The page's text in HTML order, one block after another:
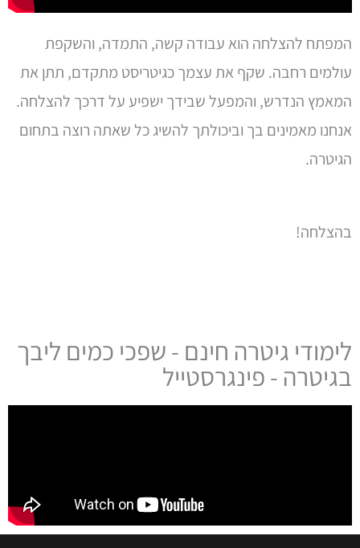
המפתח להצלחה הוא עבודה קשה, התמדה, והשקפת
עולמים רחבה. שקף את עצמך כגיטריסט מתקדם, תתן את
המאמץ הנדרש, והמפעל שבידך ישפיע על דרכך להצלחה.
אנחנו מאמינים בך וביכולתך להשיג כל שאתה רוצה בתחום
הגיטרה.
בהצלחה!
לימודי גיטרה חינם - שפכי כמים ליבך
בגיטרה - פינגרסטייל